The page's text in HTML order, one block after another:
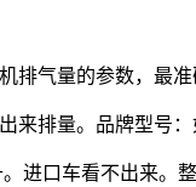
排气量的参数，最
来排量。品牌型号
进口车看不出来。